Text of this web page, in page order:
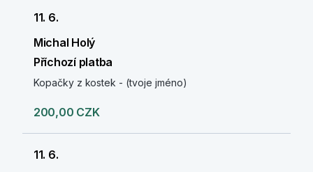
11. 6.
Michal Holý
Příchozí platba
Kopačky z kostek - (tvoje jméno)
200,00 CZK
11. 6.